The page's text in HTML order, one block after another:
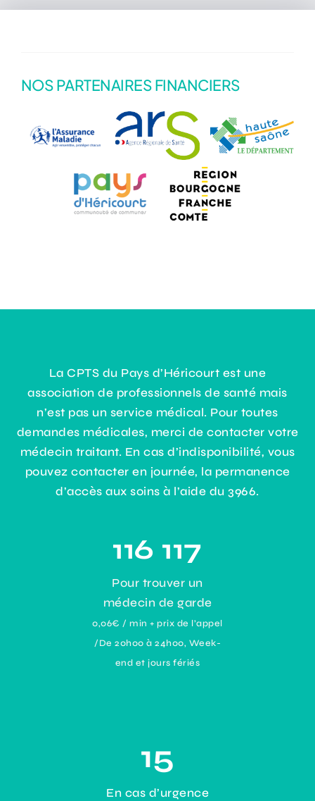
Contact
NOS PARTENAIRES FINANCIERS
La CPTS du Pays d’Héricourt est une
association de professionnels de santé mais
n’est pas un service médical. Pour toutes
demandes médicales, merci de contacter votre
médecin traitant. En cas d’indisponibilité, vous
pouvez contacter en journée, la permanence
d’accès aux soins à l’aide du 3966.
116 117
Pour trouver un
médecin de garde
0,06€ / min + prix de l’appel
/De 20h00 à 24h00, Week-
end et jours fériés
15
En cas d’urgence